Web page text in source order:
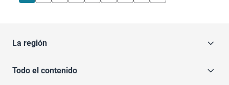
La región
Todo el contenido